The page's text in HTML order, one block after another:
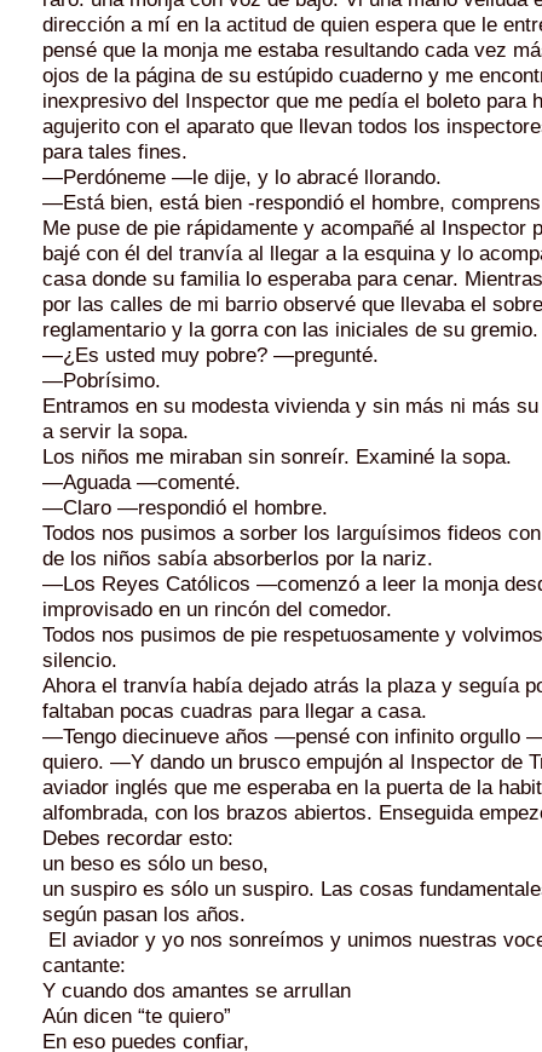
dirección a mí en la actitud de quien espera que le
pensé que la monja me estaba resultando cada vez
ojos de la página de su estúpi­do cuaderno y me
inexpresivo del Inspector que me pedía el boleto para
agujerito con el aparato que llevan todos los
para tales fines.
—Perdóneme —le dije, y lo abracé llorando.
—Está bien, está bien -respondió el hombre,
Me puse de pie rápidamente y acompañé al Ins­pector
bajé con él del tranvía al llegar a la esquina y lo
casa donde su familia lo esperaba para cenar.
por las calles de mi barrio observé que llevaba el
reglamentario y la gorra con las ini­ciales de su gremio.
—¿Es usted muy pobre? —pregunté.
—Pobrísimo.
Entramos en su modesta vivienda y sin más ni más
a servir la sopa.
Los niños me miraban sin sonreír. Examiné la sopa.
—Aguada —comenté.
—Claro —respondió el hombre.
Todos nos pusimos a sorber los larguísimos fideos
de los niños sabía absorberlos por la nariz.
—Los Reyes Católicos —comenzó a leer la monja
improvisado en un rincón del comedor.
Todos nos pusimos de pie respetuosamente y
silencio.
Ahora el tranvía había dejado atrás la plaza y se­guía
faltaban pocas cuadras para llegar a casa.
—Tengo diecinueve años —pensé con infinito or­gullo
quiero. —Y dando un brusco empujón al Inspector de
aviador inglés que me esperaba en la puerta de la
alfombrada, con los brazos abiertos. Enseguida
Debes recordar esto:
un beso es sólo un beso,
un suspiro es sólo un suspiro. Las cosas
según pasan los años.
El aviador y yo nos sonreímos y unimos nuestras
cantante:
Y cuando dos amantes se arrullan
Aún dicen “te quiero”
En eso puedes confiar,